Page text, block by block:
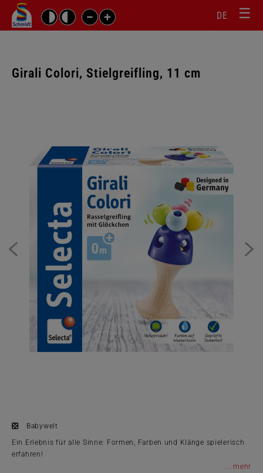
☰
DE
Suchbegriffe
Girali Colori, Stielgreifling, 11 cm
Babywelt
Ein Erlebnis für alle Sinne: Formen, Farben und Klänge spielerisch
erfahren!
...